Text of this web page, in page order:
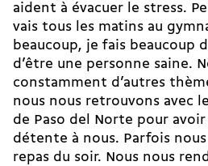
aident à évacuer le stress.
vais tous les matins au
beaucoup, je fais beaucoup
d’être une personne saine.
constamment d’autres
nous nous retrouvons avec
de Paso del Norte pour avoir
détente à nous. Parfois
repas du soir. Nous nous